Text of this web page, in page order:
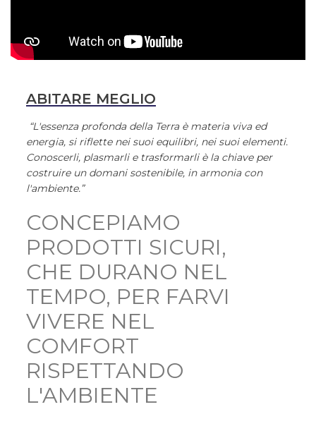
ABITARE MEGLIO
“L'essenza profonda della Terra è materia viva ed
energia, si riflette nei suoi equilibri, nei suoi elementi.
Conoscerli, plasmarli e trasformarli è la chiave per
costruire un domani sostenibile, in armonia con
l'ambiente.”
CONCEPIAMO
PRODOTTI SICURI,
CHE DURANO NEL
TEMPO, PER FARVI
VIVERE NEL
COMFORT
RISPETTANDO
L'AMBIENTE